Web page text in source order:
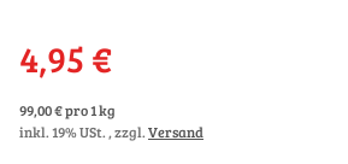
4,95 €
99,00 € pro 1 kg
inkl. 19% USt. , zzgl.Versand